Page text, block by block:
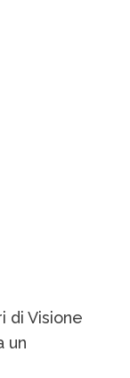
di Visione
un